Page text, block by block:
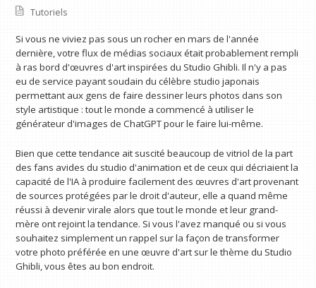
Tutoriels
Si vous ne viviez pas sous un rocher en mars de l'année
dernière, votre flux de médias sociaux était probablement rempli
à ras bord d'œuvres d'art inspirées du Studio Ghibli. Il n'y a pas
eu de service payant soudain du célèbre studio japonais
permettant aux gens de faire dessiner leurs photos dans son
style artistique : tout le monde a commencé à utiliser le
générateur d'images de ChatGPT pour le faire lui-même.
Bien que cette tendance ait suscité beaucoup de vitriol de la part
des fans avides du studio d'animation et de ceux qui décriaient la
capacité de l'IA à produire facilement des œuvres d'art provenant
de sources protégées par le droit d'auteur, elle a quand même
réussi à devenir virale alors que tout le monde et leur grand-
mère ont rejoint la tendance. Si vous l'avez manqué ou si vous
souhaitez simplement un rappel sur la façon de transformer
votre photo préférée en une œuvre d'art sur le thème du Studio
Ghibli, vous êtes au bon endroit.